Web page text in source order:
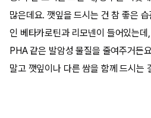
많은데요. 깻잎을 드시는 건 참 좋은
인 베타카로틴과 리모넨이 들어있는
PHA 같은 발암성 물질을 줄여주거든
말고 깻잎이나 다른 쌈을 함께 드시는